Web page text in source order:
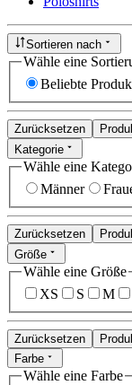
Sortieren nach
Wähle eine
Beliebte
Zurücksetzen
Kategorie
Wähle eine
Männer
Zurücksetzen
Größe
Wähle eine Größe
XS
S M
Zurücksetzen
Farbe
Wähle eine Farbe